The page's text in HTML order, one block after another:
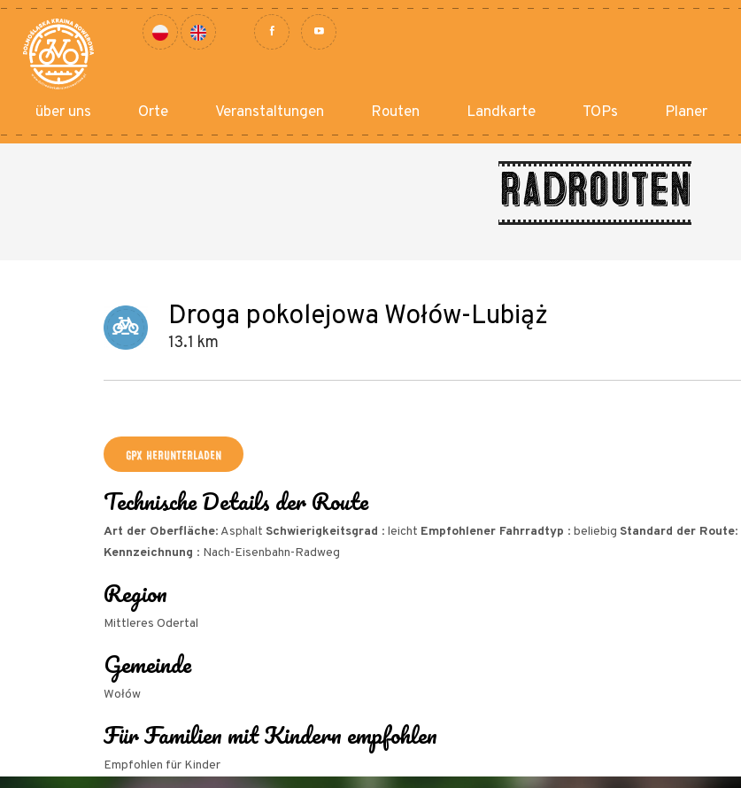
über uns Orte Veranstaltungen Routen Landkarte TOPs Planer
Radrouten
Droga pokolejowa Wołów-Lubiąż
13.1 km
+
−
GPX HERUNTERLADEN
Technische Details der Route
Art der Oberfläche: Asphalt Schwierigkeitsgrad : leicht Empfohlener Fahrradtyp : beliebig Standard der Route
Kennzeichnung : Nach-Eisenbahn-Radweg
Region
Mittleres Odertal
Gemeinde
Wołów
Für Familien mit Kindern empfohlen
Empfohlen für Kinder